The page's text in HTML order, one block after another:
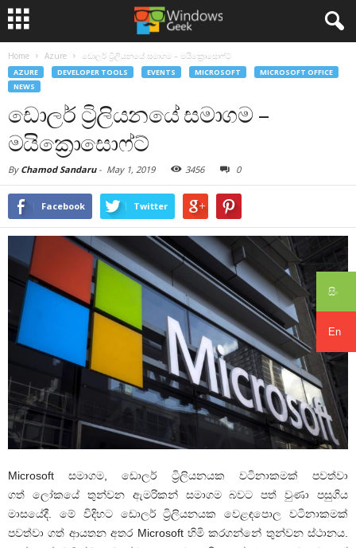
සිං
En
Home Azure ඩොලර් ට්‍රිලියනයේ සමාගම – මයික්‍රොසොෆ්ට්
AZURE DEVELOPER TOOLS EVENTS MICROSOFT
MICROSOFT OFFICE
NEWS
ඩොලර් ට්‍රිලියනයේ සමාගම –
මයික්‍රොසොෆ්ට්
By Chamod Sandaru- May 1, 2019 3456 0
Facebook Twitter
Microsoft සමාගම, ඩොලර් ට්‍රිලියනයක වටිනාකමක් පවත්වා
ගත් ලෝකයේ තුන්වන ඇමරිකන් සමාගම බවට පත් වුණා පසුගිය
මාසයේදී. මේ විදිහට ඩොලර් ට්‍රිලියනයක වෙළඳපොල වටිනාකමක්
පවත්වා ගත් ආයතන අතර Microsoft හිමි කරගන්නේ තුන්වන ස්ථානය.